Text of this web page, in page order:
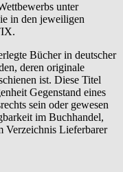
unter
in den jeweiligen
Bücher in deutscher
deren originale
ist. Diese Titel
Gegenstand eines
sein oder gewesen
im Buchhandel,
Verzeichnis Lieferbarer